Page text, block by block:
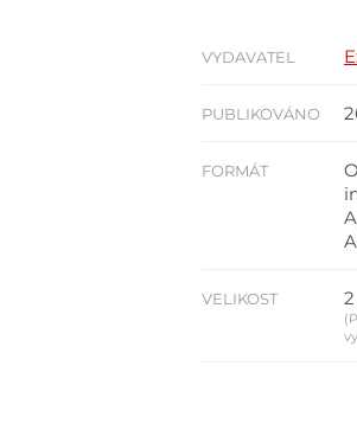
VYDAVATEL
PUBLIKOVÁNO
FORMÁT
VELIKOST